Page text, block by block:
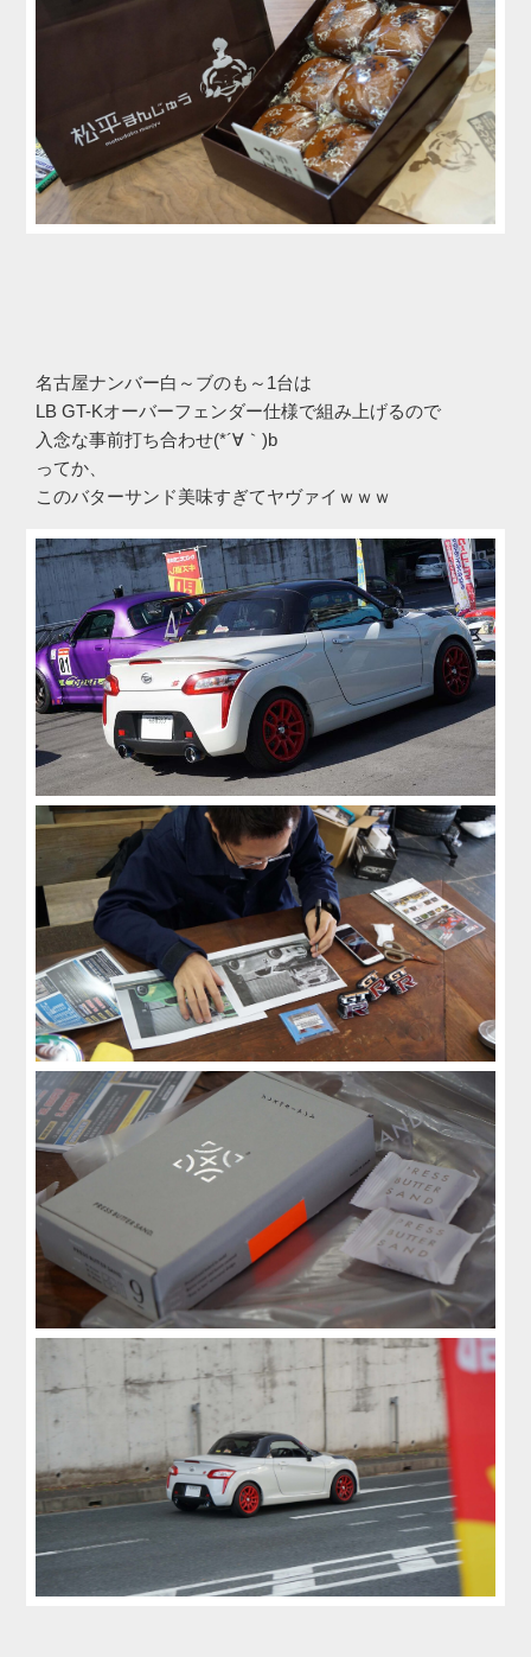
名古屋ナンバー白～ブのも～1台は
LB GT-Kオーバーフェンダー仕様で組み上げるので
入念な事前打ち合わせ(*´∀｀)b
ってか、
このバターサンド美味すぎてヤヴァイｗｗｗ